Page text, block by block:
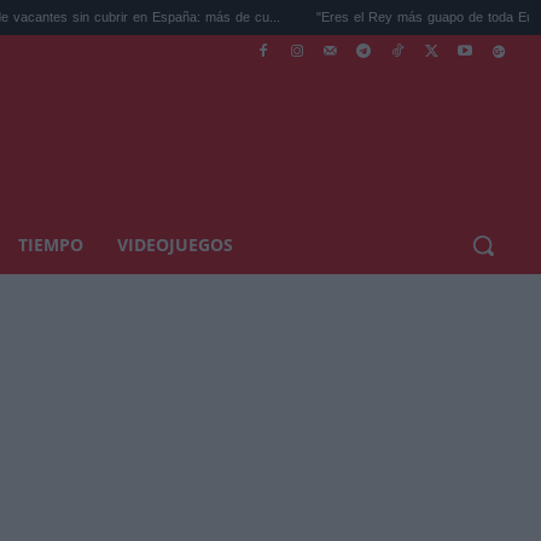
España: más de cu... "Eres el Rey más guapo de toda Europa": El vídeo d...
TIEMPO VIDEOJUEGOS